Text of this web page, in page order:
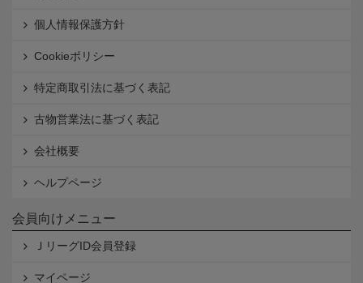
個人情報保護方針
Cookieポリシー
特定商取引法に基づく表記
古物営業法に基づく表記
会社概要
ヘルプページ
会員向けメニュー
ＪリーグID会員登録
マイページ